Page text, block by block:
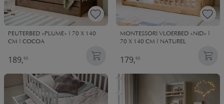
PEUTERBED «PLUME» | 70 X 140
CM | COCOA
189,95
MONTESSORI VLOERBED «NID» |
70 X 140 CM | NATUREL
179,95